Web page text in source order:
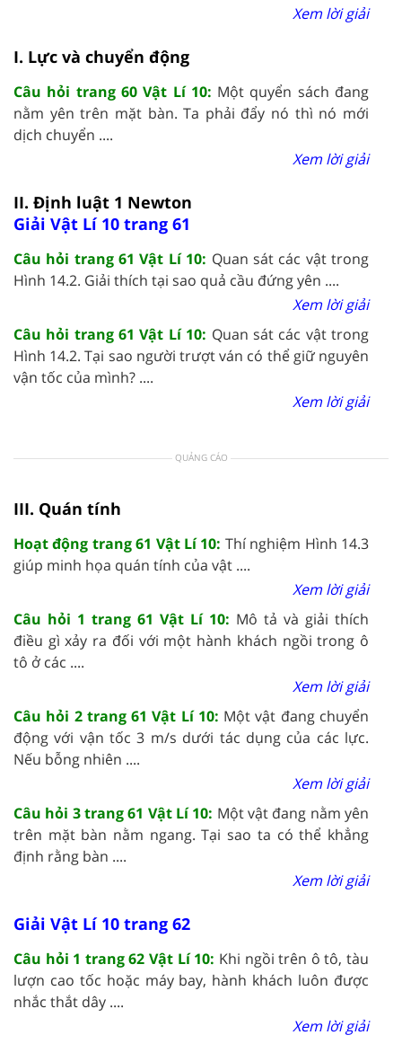
Xem lời giải
I. Lực và chuyển động
Câu hỏi trang 60 Vật Lí 10: Một quyển sách đang
nằm yên trên mặt bàn. Ta phải đẩy nó thì nó mới
dịch chuyển ....
Xem lời giải
II. Định luật 1 Newton
Giải Vật Lí 10 trang 61
Câu hỏi trang 61 Vật Lí 10: Quan sát các vật trong
Hình 14.2. Giải thích tại sao quả cầu đứng yên ....
Xem lời giải
Câu hỏi trang 61 Vật Lí 10: Quan sát các vật trong
Hình 14.2. Tại sao người trượt ván có thể giữ nguyên
vận tốc của mình? ....
Xem lời giải
QUẢNG CÁO
III. Quán tính
Hoạt động trang 61 Vật Lí 10: Thí nghiệm Hình 14.3
giúp minh họa quán tính của vật ....
Xem lời giải
Câu hỏi 1 trang 61 Vật Lí 10: Mô tả và giải thích
điều gì xảy ra đối với một hành khách ngồi trong ô
tô ở các ....
Xem lời giải
Câu hỏi 2 trang 61 Vật Lí 10: Một vật đang chuyển
động với vận tốc 3 m/s dưới tác dụng của các lực.
Nếu bỗng nhiên ....
Xem lời giải
Câu hỏi 3 trang 61 Vật Lí 10: Một vật đang nằm yên
trên mặt bàn nằm ngang. Tại sao ta có thể khẳng
định rằng bàn ....
Xem lời giải
Giải Vật Lí 10 trang 62
Câu hỏi 1 trang 62 Vật Lí 10: Khi ngồi trên ô tô, tàu
lượn cao tốc hoặc máy bay, hành khách luôn được
nhắc thắt dây ....
Xem lời giải